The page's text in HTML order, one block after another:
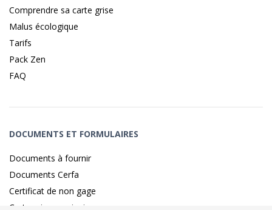
Comprendre sa carte grise
Malus écologique
Tarifs
Pack Zen
FAQ
DOCUMENTS ET FORMULAIRES
Documents à fournir
Documents Cerfa
Certificat de non gage
Carte grise provisoire